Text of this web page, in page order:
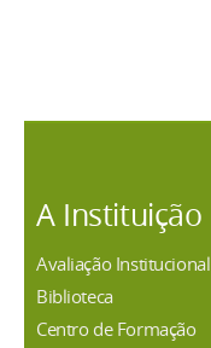
A Instituição
Avaliação Institucional
Biblioteca
Centro de Formação